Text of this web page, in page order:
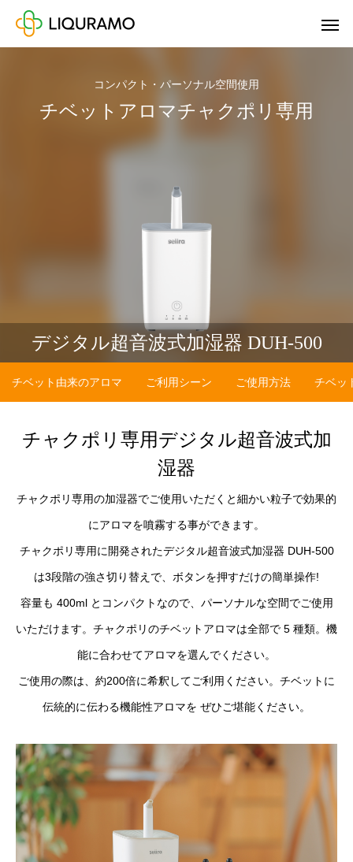
コンパクト・パーソナル空間使用
チベットアロマチャクポリ専用
デジタル超音波式加湿器 DUH-500
チベット由来のアロマ ご利用シーン ご使用方法 チベッ
チャクポリ専用デジタル超音波式加
湿器
チャクポリ専用の加湿器でご使用いただくと細かい粒子で効果的
にアロマを噴霧する事ができます。
チャクポリ専用に開発されたデジタル超音波式加湿器 DUH-500
は3段階の強さ切り替えで、ボタンを押すだけの簡単操作!
容量も 400ml とコンパクトなので、パーソナルな空間でご使用
いただけます。チャクポリのチベットアロマは全部で 5 種類。機
能に合わせてアロマを選んでください。
ご使用の際は、約200倍に希釈してご利用ください。チベットに
伝統的に伝わる機能性アロマを ぜひご堪能ください。